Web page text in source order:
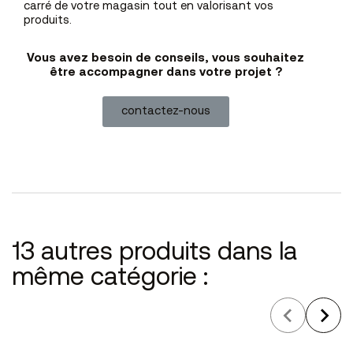
carré de votre magasin tout en valorisant vos
produits.
Vous avez besoin de conseils, vous souhaitez
être accompagner dans votre projet ?
contactez-nous
13 autres produits dans la
même catégorie :